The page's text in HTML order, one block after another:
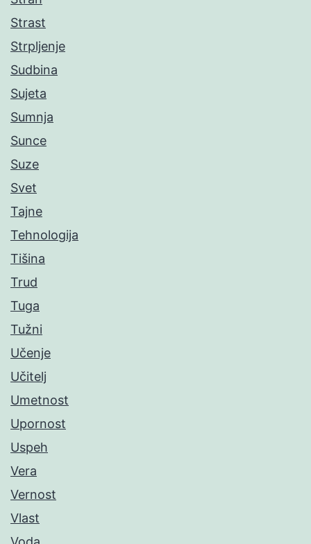
Strast
Strpljenje
Sudbina
Sujeta
Sumnja
Sunce
Suze
Svet
Tajne
Tehnologija
Tišina
Trud
Tuga
Tužni
Učenje
Učitelj
Umetnost
Upornost
Uspeh
Vera
Vernost
Vlast